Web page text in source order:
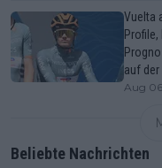
Vuelta
auf
Aug
Beliebte Nachrichten